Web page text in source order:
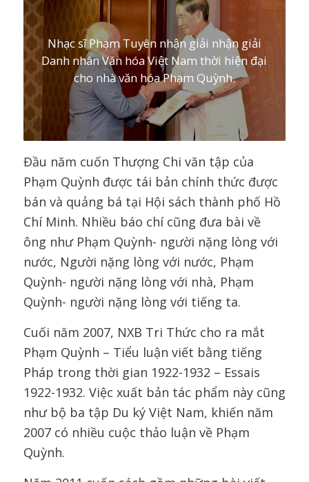
Nhạc sĩ Phạm Tuyên nhận giải nhận giải
Danh nhân Văn hóa Việt Nam thời hiện đại
cho nhà văn hóa Phạm Quỳnh.
Đầu năm cuốn Thượng Chi văn tập của
Phạm Quỳnh được tái bản chính thức được
bán và quảng bá tại Hội sách thành phố Hồ
Chí Minh. Nhiều báo chí cũng đưa bài về
ông như Phạm Quỳnh- người nặng lòng với
nước, Người nặng lòng với nước, Phạm
Quỳnh- người nặng lòng với nhà, Phạm
Quỳnh- người nặng lòng với tiếng ta.
Cuối năm 2007, NXB Tri Thức cho ra mắt
Phạm Quỳnh – Tiểu luận viết bằng tiếng
Pháp trong thời gian 1922-1932 – Essais
1922-1932. Việc xuất bản tác phẩm này cũng
như bộ ba tập Du ký Việt Nam, khiến năm
2007 có nhiều cuộc thảo luận về Phạm
Quỳnh.